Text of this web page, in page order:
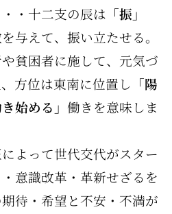
・十二支の辰は 「振」
与えて、振い立たせる。
貧困者に施して、元気づ
方位は東南に位置し 「陽
始める」 働きを意味しま
よって世代交代がスター
意識改革・革新せざるを
待・希望と不安・不満が